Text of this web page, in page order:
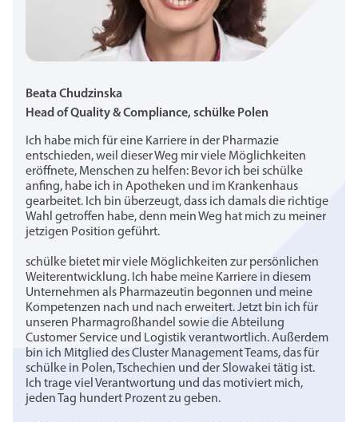
Beata Chudzinska
Head of Quality & Compliance, schülke Polen
Ich habe mich für eine Karriere in der Pharmazie
entschieden, weil dieser Weg mir viele Möglichkeiten
eröffnete, Menschen zu helfen: Bevor ich bei schülke
anfing, habe ich in Apotheken und im Krankenhaus
gearbeitet. Ich bin überzeugt, dass ich damals die richtige
Wahl getroffen habe, denn mein Weg hat mich zu meiner
jetzigen Position geführt.
schülke bietet mir viele Möglichkeiten zur persönlichen
Weiterentwicklung. Ich habe meine Karriere in diesem
Unternehmen als Pharmazeutin begonnen und meine
Kompetenzen nach und nach erweitert. Jetzt bin ich für
unseren Pharmagroßhandel sowie die Abteilung
Customer Service und Logistik verantwortlich. Außerdem
bin ich Mitglied des Cluster Management Teams, das für
schülke in Polen, Tschechien und der Slowakei tätig ist.
Ich trage viel Verantwortung und das motiviert mich,
jeden Tag hundert Prozent zu geben.